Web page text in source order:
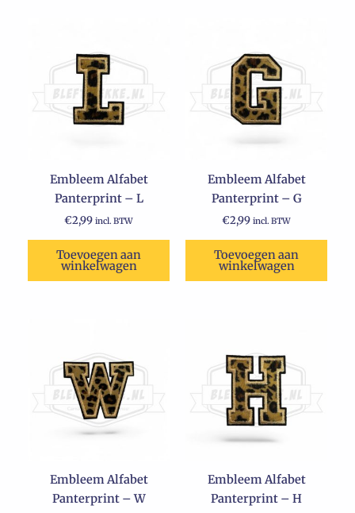
Embleem Alfabet
Panterprint – L
€2,99 incl. BTW
Toevoegen aan
winkelwagen
Embleem Alfabet
Panterprint – G
€2,99 incl. BTW
Toevoegen aan
winkelwagen
Embleem Alfabet
Panterprint – W
Embleem Alfabet
Panterprint – H